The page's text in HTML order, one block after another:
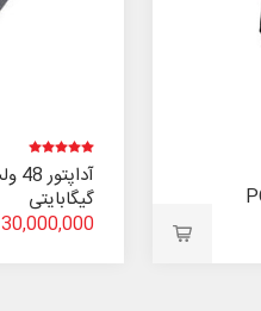
گیگابایتی
30,000,000 ریال